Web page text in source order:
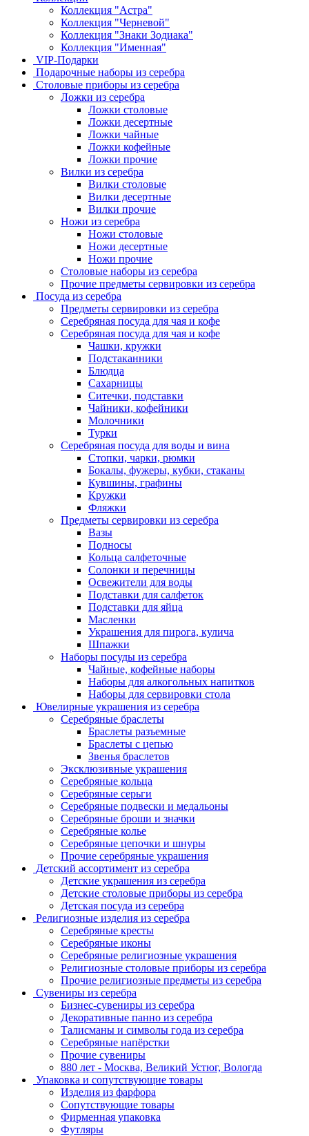
Коллекция "Астра"
Коллекция "Черневой"
Коллекция "Знаки Зодиака"
Коллекция "Именная"
VIP-Подарки
Подарочные наборы из серебра
Столовые приборы из серебра
Ложки из серебра
Ложки столовые
Ложки десертные
Ложки чайные
Ложки кофейные
Ложки прочие
Вилки из серебра
Вилки столовые
Вилки десертные
Вилки прочие
Ножи из серебра
Ножи столовые
Ножи десертные
Ножи прочие
Столовые наборы из серебра
Прочие предметы сервировки из серебра
Посуда из серебра
Предметы сервировки из серебра
Серебряная посуда для чая и кофе
Серебряная посуда для чая и кофе
Чашки, кружки
Подстаканники
Блюдца
Сахарницы
Ситечки, подставки
Чайники, кофейники
Молочники
Турки
Серебряная посуда для воды и вина
Стопки, чарки, рюмки
Бокалы, фужеры, кубки, стаканы
Кувшины, графины
Кружки
Фляжки
Предметы сервировки из серебра
Вазы
Подносы
Кольца салфеточные
Солонки и перечницы
Освежители для воды
Подставки для салфеток
Подставки для яйца
Масленки
Украшения для пирога, кулича
Шпажки
Наборы посуды из серебра
Чайные, кофейные наборы
Наборы для алкогольных напитков
Наборы для сервировки стола
Ювелирные украшения из серебра
Серебряные браслеты
Браслеты разъемные
Браслеты с цепью
Звенья браслетов
Эксклюзивные украшения
Серебряные кольца
Серебряные серьги
Серебряные подвески и медальоны
Серебряные броши и значки
Серебряные колье
Серебряные цепочки и шнуры
Прочие серебряные украшения
Детский ассортимент из серебра
Детские украшения из серебра
Детские столовые приборы из серебра
Детская посуда из серебра
Религиозные изделия из серебра
Серебряные кресты
Серебряные иконы
Серебряные религиозные украшения
Религиозные столовые приборы из серебра
Прочие религиозные предметы из серебра
Сувениры из серебра
Бизнес-сувениры из серебра
Декоративные панно из серебра
Талисманы и символы года из серебра
Серебряные напёрстки
Прочие сувениры
880 лет - Москва, Великий Устюг, Вологда
Упаковка и сопутствующие товары
Изделия из фарфора
Сопутствующие товары
Фирменная упаковка
Футляры